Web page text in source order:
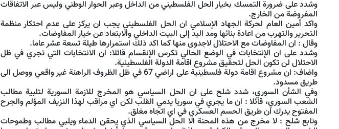
وشدد على ضرورة التمسك بخيار الحل الفلسطيني من الداخل وعبر الحوار الوطني وليس عبر الاتفاقات
المفروضة من الخارج.
واكد أمين العام لحركة الجهاد الإسلامي ان الحل الفلسطيني يجب ان يركز على عدم احتكار منظمة
التحرير والتهرب من اعادة بنائها ومد اليد إلى البيت الداخلي والابتعاد عن خيار المفاوضات.
وقال : ان المفاوضات مع الاحتلال لاجدوى منها كما اكد ذلك استمرارها طيلة تسعة عشر عاما.
وشدد على ان الإنتخابات في الوضع الحالي تكرس الإنقسام قائلا: ان الانتخابات التي تجري في ظل
الاحتلال لن تكون الحل لتحقيق مشروع اقامة الدولة الفلسطينية.
واضاف: ان مشروع اقامة دولة فلسطينية على اراضي 67 في ظل الظروف الراهنة غير واقعي ووصل الى
طريق مسدود.
وفي الشأن السوري، شدد شلح على ان الحل السياسي هو المخرج للازمة السورية لتلبية مطالب
الشعب السوري، قائلا : ان ما يجري في سوريا يدمي القلب لكن اي مراقب لهذا النزيف المؤلم والجرح
المفتوح يدرك ان طريق الحسم العسكري في اي اتجاه مغلق.
وتابع شلح : لا مخرج من هذه المحنة الا الحل السياسي الذي يحقن الدماء ويلبي مطالب وطموحات